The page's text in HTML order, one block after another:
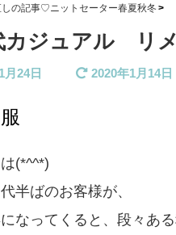
しの記事♡ニットセーター春夏秋冬
カジュアル リ
月24日 2020年1月14日
(*^^*)
半ばのお客様が、
になってくると、段々あ